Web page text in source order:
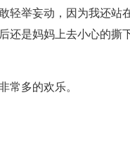
轻举妄动，因为我还站
还是妈妈上去小心的撕
常多的欢乐。